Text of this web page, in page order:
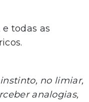
todas as
no limiar,
analogias,